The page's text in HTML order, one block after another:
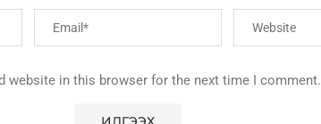
website in this browser for the next time I comment.